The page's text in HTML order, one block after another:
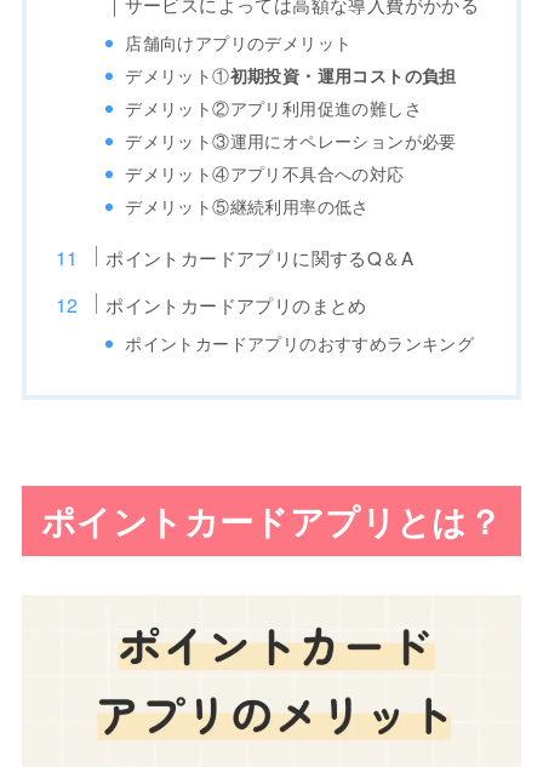
店舗向けアプリのデメリット
デメリット①初期投資・運用コストの負担
デメリット②アプリ利用促進の難しさ
デメリット③運用にオペレーションが必要
デメリット④アプリ不具合への対応
デメリット⑤継続利用率の低さ
ポイントカードアプリに関するQ＆A
ポイントカードアプリのまとめ
ポイントカードアプリのおすすめランキング
ポイントカードアプリとは？